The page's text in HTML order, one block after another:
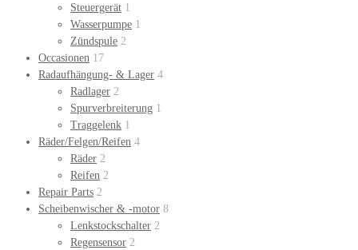
Steuergerät 1
Wasserpumpe 1
Zündspule 2
Occasionen 17
Radaufhängung- & Lager 4
Radlager 2
Spurverbreiterung 1
Traggelenk 1
Räder/Felgen/Reifen 4
Räder 2
Reifen 2
Repair Parts 2
Scheibenwischer & -motor 8
Lenkstockschalter 2
Regensensor 2